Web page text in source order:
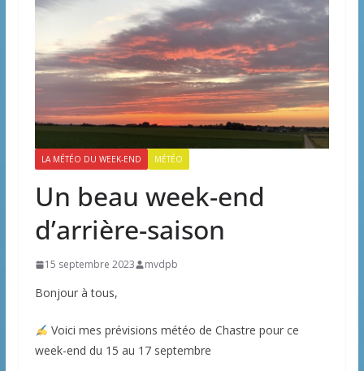
LA MÉTÉO DU WEEK-END MÉTÉO
Un beau week-end
d’arrière-saison
15 septembre 2023 mvdpb
Bonjour à tous,
Voici mes prévisions météo de Chastre pour ce
week-end du 15 au 17 septembre